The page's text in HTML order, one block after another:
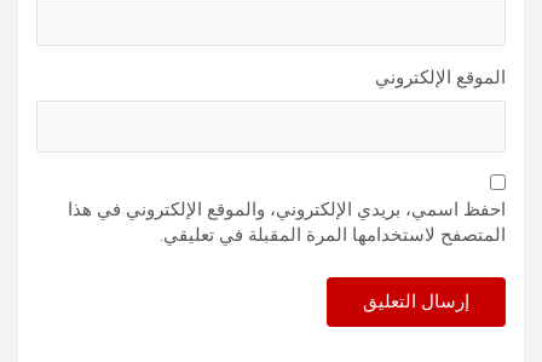
الموقع الإلكتروني
احفظ اسمي، بريدي الإلكتروني، والموقع الإلكتروني في هذا
المتصفح لاستخدامها المرة المقبلة في تعليقي.